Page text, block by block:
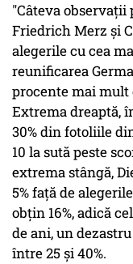
"Câteva
Friedrich Merz și
alegerile cu cea
reunificarea
procente mai mult
Extrema dreaptă,
30% din fotoliile
10 la sută peste
extrema stângă,
5% față de
obțin 16%, adică
de ani, un
între 25 și 40%.